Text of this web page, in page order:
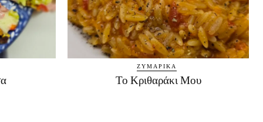
ΖΥΜΑΡΙΚΆ
Το Κριθαράκι Μου